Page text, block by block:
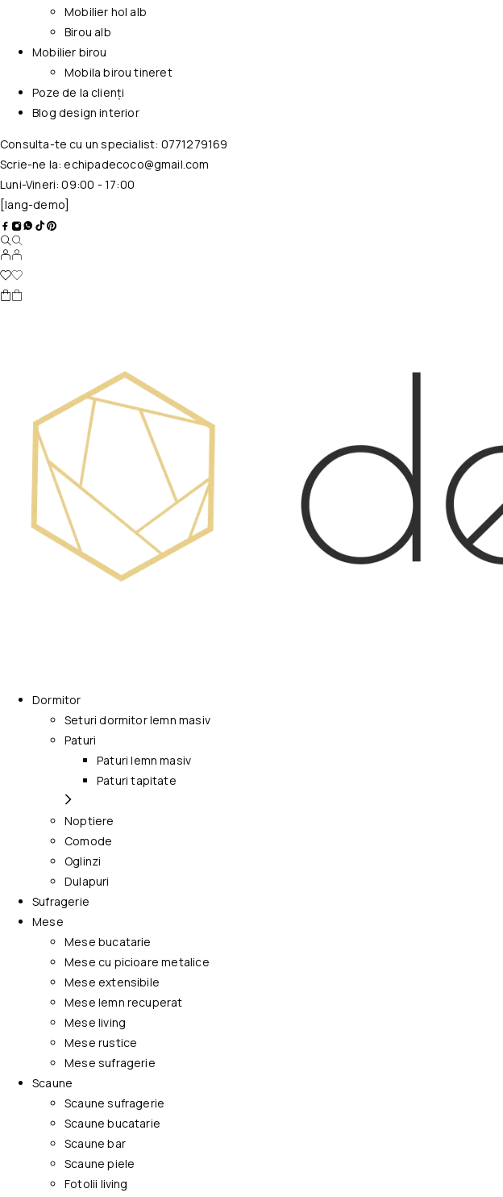
Mobilier hol alb
Birou alb
Mobilier birou
Mobila birou tineret
Poze de la clienți
Blog design interior
Consulta-te cu un specialist: 0771279169
Scrie-ne la:echipadecoco@gmail.com
Luni-Vineri: 09:00 - 17:00
[lang-demo]
Dormitor
Seturi dormitor lemn masiv
Paturi
Paturi lemn masiv
Paturi tapitate
Noptiere
Comode
Oglinzi
Dulapuri
Sufragerie
Mese
Mese bucatarie
Mese cu picioare metalice
Mese extensibile
Mese lemn recuperat
Mese living
Mese rustice
Mese sufragerie
Scaune
Scaune sufragerie
Scaune bucatarie
Scaune bar
Scaune piele
Fotolii living